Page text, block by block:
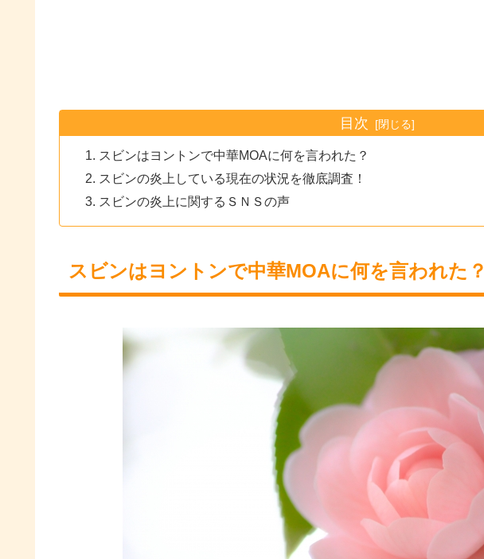
目次
スビンはヨントンで中華MOAに何を言われた？
スビンの炎上している現在の状況を徹底調査！
スビンの炎上に関するＳＮＳの声
スビンはヨントンで中華MOAに何を言われた？